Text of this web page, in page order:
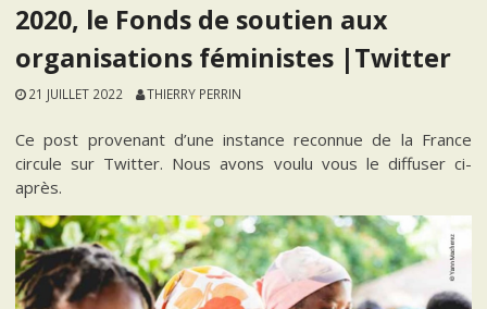
2020, le Fonds de soutien aux
organisations féministes |Twitter
21 JUILLET 2022 THIERRY PERRIN
Ce post provenant d’une instance reconnue de la France
circule sur Twitter. Nous avons voulu vous le diffuser ci-
après.